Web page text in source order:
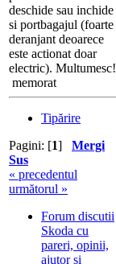
deschide sau inchide
si portbagajul (foarte
deranjant deoarece
este actionat doar
electric). Multumesc!
memorat
Tipărire
Pagini: [1] Mergi
Sus
« precedentul
următorul »
Forum discutii
Skoda cu
pareri, opinii,
ajutor si